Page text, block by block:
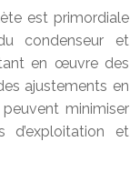
est primordiale
condenseur et
en œuvre des
ajustements en
minimiser
d’exploitation et